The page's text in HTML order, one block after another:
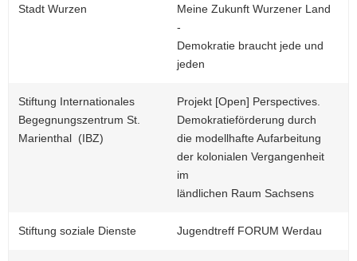
Stadt Wurzen
Meine Zukunft Wurzener Land
-
Demokratie braucht jede und
jeden
Stiftung Internationales
Begegnungszentrum St.
Marienthal (IBZ)
Projekt [Open] Perspectives.
Demokratieförderung durch
die modellhafte Aufarbeitung
der kolonialen Vergangenheit
im
ländlichen Raum Sachsens
Stiftung soziale Dienste Jugendtreff FORUM Werdau